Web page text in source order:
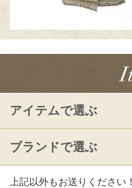
アイテムで選ぶ
ブランドで選ぶ
上記以外もお送りください！